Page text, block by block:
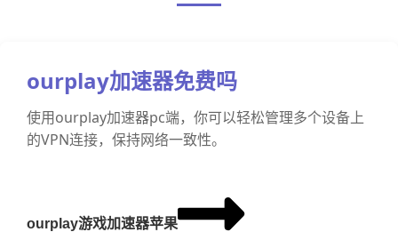
ourplay加速器免费吗
使用ourplay加速器pc端，你可以轻松管理多个设备上
的VPN连接，保持网络一致性。
ourplay游戏加速器苹果